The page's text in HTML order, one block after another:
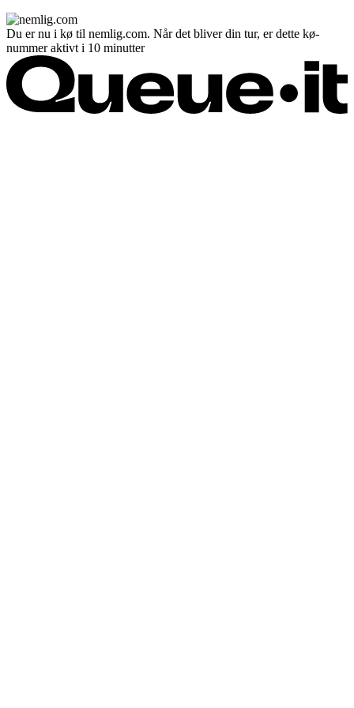
Du er nu i kø til nemlig.com. Når det bliver din tur, er dette kø-
nummer aktivt i 10 minutter